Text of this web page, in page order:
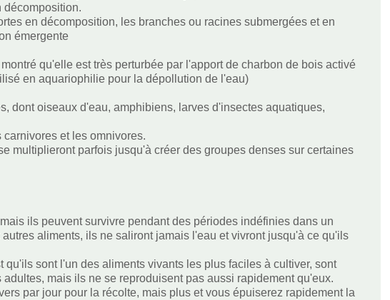
décomposition.
en décomposition, les branches ou racines submergées et en
émergente
qu'elle est très perturbée par l'apport de charbon de bois activé
en aquariophilie pour la dépollution de l'eau)
dont oiseaux d'eau, amphibiens, larves d'insectes aquatiques,
et les omnivores.
multiplieront parfois jusqu'à créer des groupes denses sur certaines
ils peuvent survivre pendant des périodes indéfinies dans un
aliments, ils ne saliront jamais l'eau et vivront jusqu'à ce qu'ils
sont l'un des aliments vivants les plus faciles à cultiver, sont
mais ils ne se reproduisent pas aussi rapidement qu'eux.
par jour pour la récolte, mais plus et vous épuiserez rapidement la